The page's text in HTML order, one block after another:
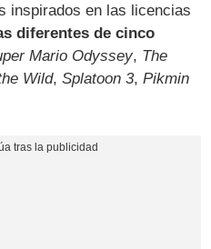
inspirados en las licencias
diferentes de cinco
Mario Odyssey, The
Wild,Splatoon 3,Pikmin